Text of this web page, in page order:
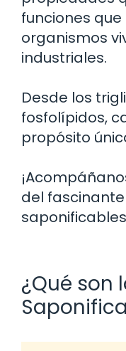
funciones
organismos
industriales.
Desde los
fosfolípidos,
propósito
del
¿Qué son